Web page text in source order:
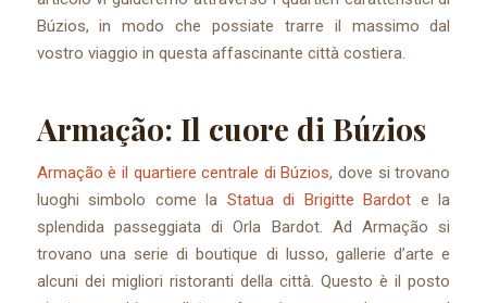
Búzios, in modo che possiate trarre il massimo dal
vostro viaggio in questa affascinante città costiera.
Armação: Il cuore di Búzios
Armação è il quartiere centrale di Búzios, dove si trovano
luoghi simbolo come la Statua di Brigitte Bardot e la
splendida passeggiata di Orla Bardot. Ad Armação si
trovano una serie di boutique di lusso, gallerie d’arte e
alcuni dei migliori ristoranti della città. Questo è il posto